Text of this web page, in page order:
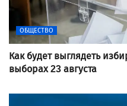
ОБЩЕСТВО
Как будет выглядеть
выборах 23 августа